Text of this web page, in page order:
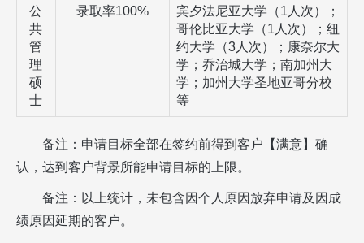
公
共
管
理
硕
士
录取率100% 宾夕法尼亚大学（1 人次）；
哥伦比亚大学（1 人次）；纽
约大学（3 人次）；康奈尔大
学；乔治城大学；南加州大
学；加州大学圣地亚哥分校
等
备注：申请目标全部在签约前得到客户【满意】确
认，达到客户背景所能申请目标的上限。
备注：以上统计，未包含因个人原因放弃申请及因成
绩原因延期的客户。